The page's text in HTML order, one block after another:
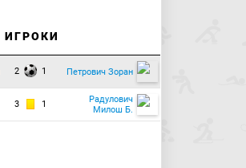
ИГРОКИ
2 1 Петрович Зоран
3 1
Радулович
Милош Б.